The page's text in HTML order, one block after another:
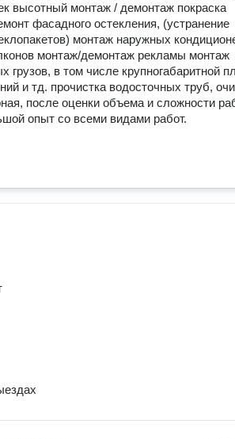
высотный монтаж / демонтаж покраска
фасадного остекления, (устранение
монтаж наружных
монтаж/демонтаж рекламы монтаж
в том числе крупногабаритной
и тд. прочистка водосточных труб,
после оценки объема и сложности
опыт со всеми видами работ.